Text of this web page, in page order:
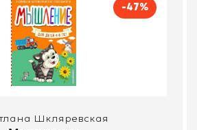
-47%
Шкляревская